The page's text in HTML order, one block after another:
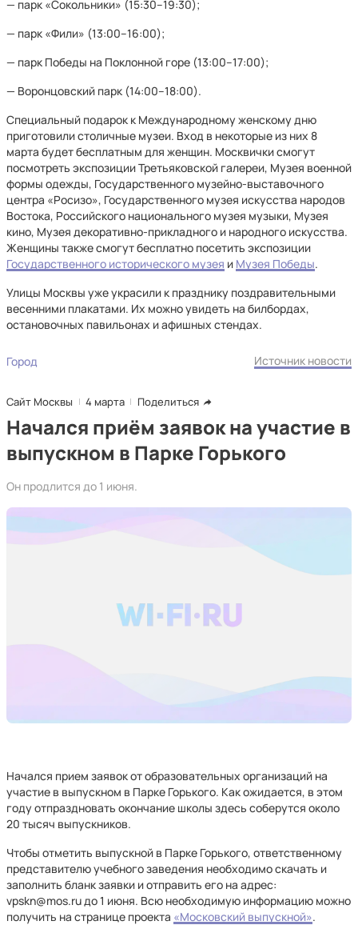
— парк «Сокольники» (15:30–19:30);
— парк «Фили» (13:00–16:00);
— парк Победы на Поклонной горе (13:00–17:00);
— Воронцовский парк (14:00–18:00).
Специальный подарок к Международному женскому дню
приготовили столичные музеи. Вход в некоторые из них 8
марта будет бесплатным для женщин. Москвички смогут
посмотреть экспозиции Третьяковской галереи, Музея военной
формы одежды, Государственного музейно-выставочного
центра «Росизо», Государственного музея искусства народов
Востока, Российского национального музея музыки, Музея
кино, Музея декоративно-прикладного и народного искусства.
Женщины также смогут бесплатно посетить экспозиции
Государственного исторического музея и Музея Победы.
Улицы Москвы уже украсили к празднику поздравительными
весенними плакатами. Их можно увидеть на билбордах,
остановочных павильонах и афишных стендах.
Город Источник новости
Сайт Москвы 4 марта Поделиться
Начался приём заявок на участие в
выпускном в Парке Горького
Он продлится до 1 июня.
Начался прием заявок от образовательных организаций на
участие в выпускном в Парке Горького. Как ожидается, в этом
году отпраздновать окончание школы здесь соберутся около
20 тысяч выпускников.
Чтобы отметить выпускной в Парке Горького, ответственному
представителю учебного заведения необходимо скачать и
заполнить бланк заявки и отправить его на адрес:
vpskn@mos.ru до 1 июня. Всю необходимую информацию можно
получить на странице проекта «Московский выпускной».